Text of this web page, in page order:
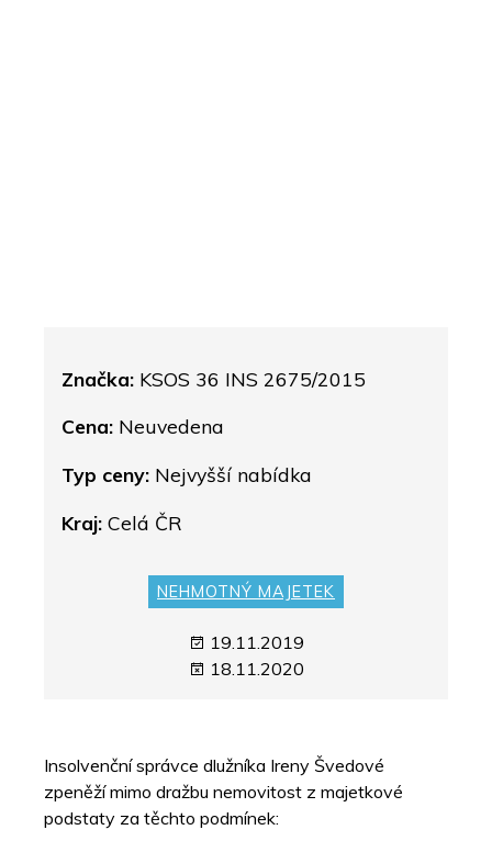
Značka: KSOS 36 INS 2675/2015
Cena: Neuvedena
Typ ceny: Nejvyšší nabídka
Kraj: Celá ČR
NEHMOTNÝ MAJETEK
19.11.2019
18.11.2020
Insolvenční správce dlužníka Ireny Švedové
zpeněží mimo dražbu nemovitost z majetkové
podstaty za těchto podmínek: